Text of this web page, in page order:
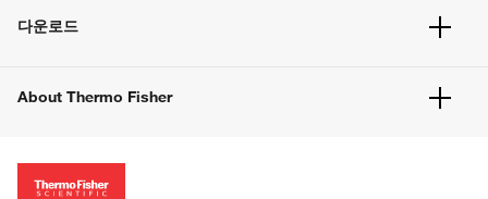
벌크 주문
고객 센터
웹사이트 개선사항
다운로드
About Thermo Fisher
투자자